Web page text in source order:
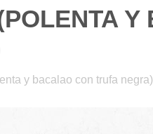
Y
y bacalao con trufa negra)